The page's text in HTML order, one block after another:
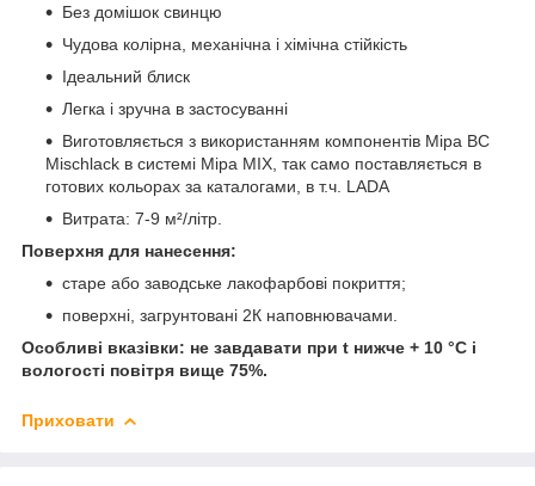
Без домішок свинцю
Чудова колірна, механічна і хімічна стійкість
Ідеальний блиск
Легка і зручна в застосуванні
Виготовляється з використанням компонентів Mipa BC
Mischlack в системі Mipa MIX, так само поставляється в
готових кольорах за каталогами, в т.ч. LADA
Витрата: 7-9 м²/літр.
Поверхня для нанесення:
старе або заводське лакофарбові покриття;
поверхні, загрунтовані 2К наповнювачами.
Особливі вказівки: не завдавати при t нижче + 10 °С і
вологості повітря вище 75%.
Приховати